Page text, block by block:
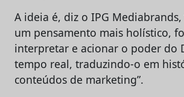
A ideia é, diz o IPG
um pensamento mais holístico,
interpretar e acionar o poder do
tempo real, traduzindo-o em
conteúdos de marketing”.